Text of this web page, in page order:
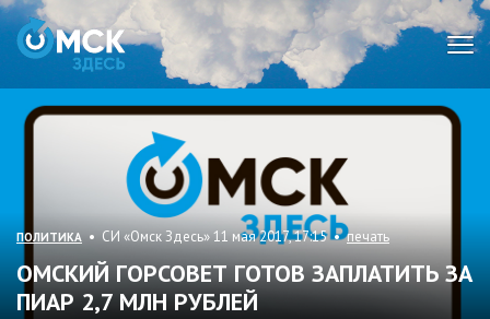
ПОЛИТИКА • СИ «Омск Здесь» 11 мая 2017, 17:15 •печать
ОМСКИЙ ГОРСОВЕТ ГОТОВ ЗАПЛАТИТЬ ЗА
ПИАР 2,7 МЛН РУБЛЕЙ